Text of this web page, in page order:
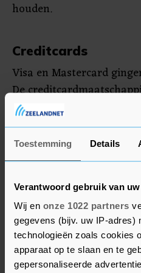
Toestemming Details
Verantwoord gebruik van
Wij en onze 1022 partners
gegevens (bijv. uw IP-adres)
technologieën zoals cookies
apparaat op te slaan en te
gepersonaliseerde
houden.
Creditcards
Visa en Mastercard
De
Russische financiële
netwerk geblokkeerd.
bedrijven aan de sancties
Rusland.
Foot Locker zakte 3,3
Barclays verlaagden het
van sportschoenen na
handelsbericht afgelopen
werd 8 procent lager